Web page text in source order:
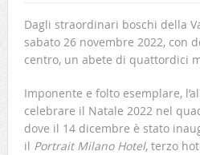
Dagli straordinari boschi della
sabato 26 novembre 2022, con
centro, un abete di quattordici
Imponente e folto esemplare,
celebrare il Natale 2022 nel
dove il 14 dicembre è stato
il Portrait Milano Hotel, terzo